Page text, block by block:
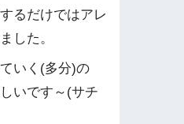
るだけではアレ
した。
いく(多分)の
いです～(サチ